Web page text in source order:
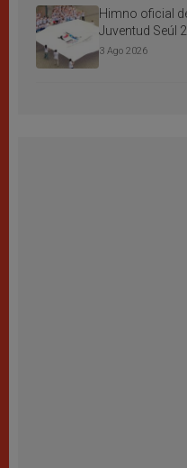
Himno oficial
Juventud Seúl
3 Ago 2026